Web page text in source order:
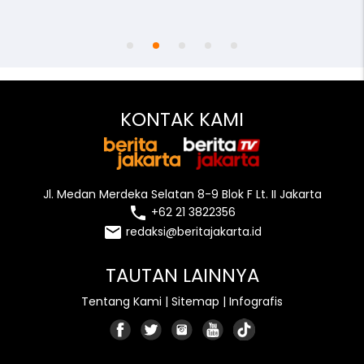
KONTAK KAMI
Jl. Medan Merdeka Selatan 8-9 Blok F Lt. II Jakarta
local_phone +62 21 3822356
email redaksi@beritajakarta.id
TAUTAN LAINNYA
Tentang Kami | Sitemap | Infografis